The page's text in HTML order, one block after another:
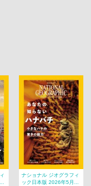
ナショナル ジオグラフィ
ック日本版 2026年5月...